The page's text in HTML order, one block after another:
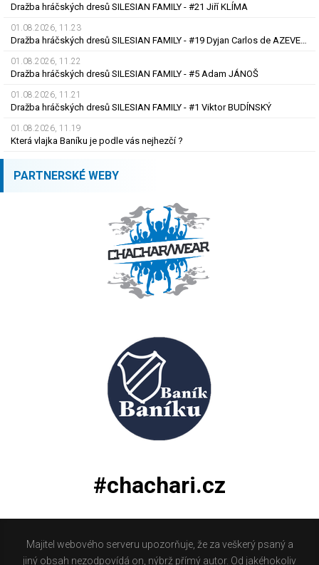
Dražba hráčských dresů SILESIAN FAMILY - #21 Jiří KLÍMA
01.08.2026, 11.23
Dražba hráčských dresů SILESIAN FAMILY - #19 Dyjan Carlos de AZEVEDO
01.08.2026, 11.22
Dražba hráčských dresů SILESIAN FAMILY - #5 Adam JÁNOŠ
01.08.2026, 11.21
Dražba hráčských dresů SILESIAN FAMILY - #1 Viktor BUDÍNSKÝ
01.08.2026, 11.19
Která vlajka Baníku je podle vás nejhezčí ?
PARTNERSKÉ WEBY
#chachari.cz
Majitel webového serveru upozorňuje, že za veškerý psaný a
jiný obsah nezodpovídá on, nýbrž přímý autor. Od jakéhokoliv